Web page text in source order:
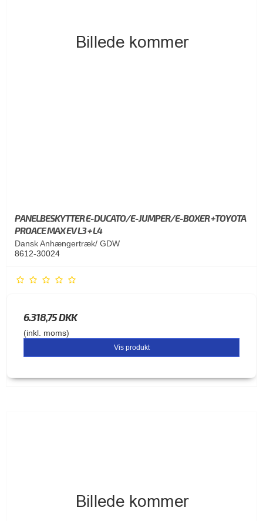
PANELBESKYTTER E-DUCATO/E-JUMPER/E-BOXER +TOYOTA
PROACE MAX EV L3 + L4
Dansk Anhængertræk/ GDW
8612-30024
6.318,75 DKK
(inkl. moms)
Vis produkt